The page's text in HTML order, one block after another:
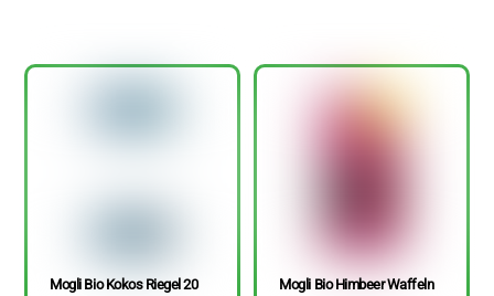
Mogli Bio Kokos Riegel 20
Mogli Bio Himbeer Waffeln